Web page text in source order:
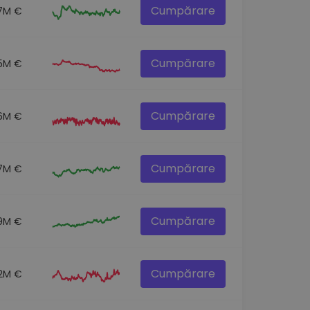
€ Cumpărare
€ Cumpărare
€ Cumpărare
€ Cumpărare
€ Cumpărare
€ Cumpărare